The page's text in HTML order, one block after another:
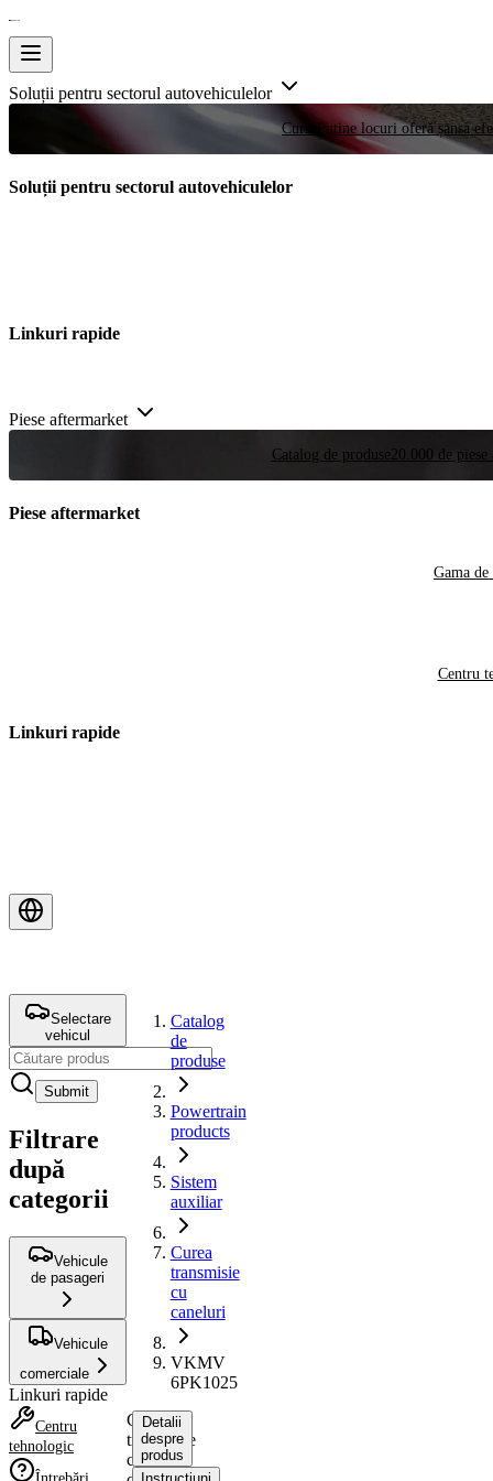
Soluții pentru sectorul autovehiculelor
Curse Puține locuri oferă șansa
Soluții pentru sectorul autovehiculelor
Linkuri rapide
Piese aftermarket
Catalog de produse 20.000 de
Piese aftermarket
Gama de
Centru
Linkuri rapide
Selectare
vehicul
Submit
Filtrare
după
categorii
Vehicule
de pasageri
Vehicule
comerciale
Linkuri rapide
Centru
tehnologic
Catalog
de
produse
Powertrain
products
Sistem
auxiliar
Curea
transmisie
cu
caneluri
VKMV
6PK1025
Curea
transmisie
cu
Detalii
despre
produs